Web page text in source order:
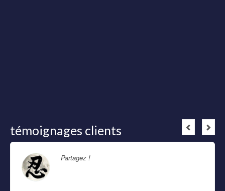
témoignages clients
Partagez !